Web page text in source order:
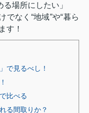
場所にしたい」
なく“地域”や“暮ら
す！
で見るべし！
比べる
る間取りか？